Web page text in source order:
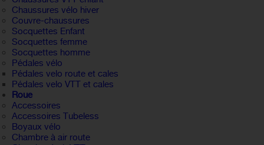
Chaussures vélo hiver
Couvre-chaussures
Socquettes Enfant
Socquettes femme
Socquettes homme
Pédales vélo
Pédales velo route et cales
Pédales velo VTT et cales
Roue
Accessoires
Accessoires Tubeless
Boyaux vélo
Chambre à air route